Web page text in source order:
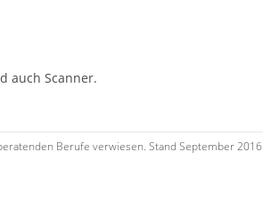
auch Scanner.
Berufe verwiesen. Stand September 2016